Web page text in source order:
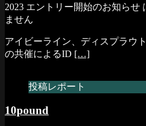
2023 エントリー開始のお知らせ
ません
アイビーライン、ディスプラウ
の共催によるID […]
投稿レポート
10pound